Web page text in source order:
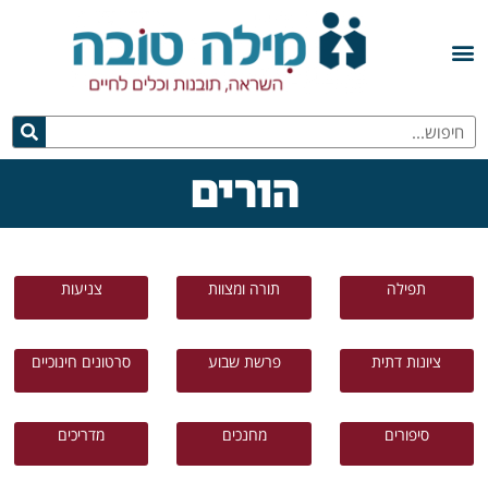
הורים
תפילה תורה ומצוות צניעות
ציונות דתית פרשת שבוע סרטונים חינוכיים
סיפורים מחנכים מדריכים